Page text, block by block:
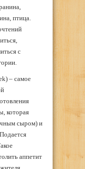
птица.
с
– самое
которая
сыром) и
аппетит